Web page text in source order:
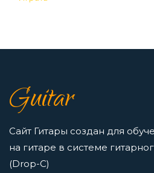
Когда помрешь
Колхозная
Колхозный панк
Просмотров: 23255 чел.
как освоить нотную
Просмотров: 16413 чел.
Guitar
Сайт Гитары создан для
на гитаре в системе
(Drop-C)